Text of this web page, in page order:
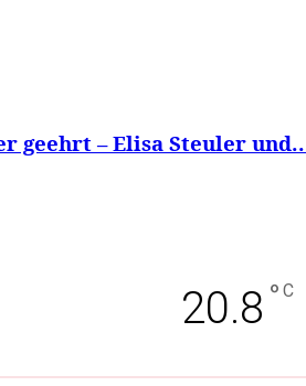
geehrt – Elisa Steuler
20.8 ° C